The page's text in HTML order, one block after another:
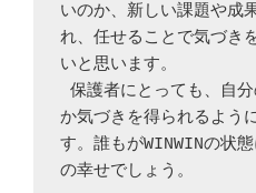
いのか、新しい課題や成
れ、任せることで気づき
いと思います。
か気づきを得られるよう
す。誰もがWINWINの状
の幸せでしょう。